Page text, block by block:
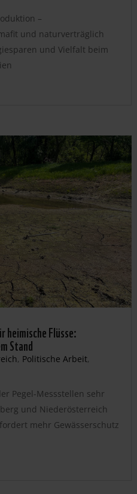
–
und naturverträglich
und Vielfalt beim
Flüsse:
Stand
, Politische Arbeit,
Pegel-Messstellen sehr
und Niederösterreich
mehr Gewässerschutz